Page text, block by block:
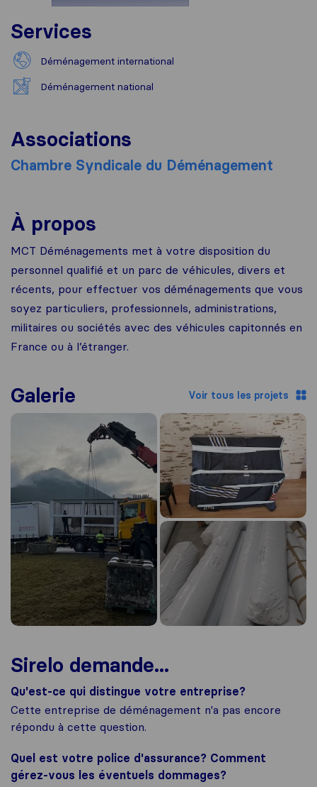
Services
Déménagement international
Déménagement national
Associations
Chambre Syndicale du Déménagement
À propos
MCT Déménagements met à votre disposition du
personnel qualifié et un parc de véhicules, divers et
récents, pour effectuer vos déménagements que vous
soyez particuliers, professionnels, administrations,
militaires ou sociétés avec des véhicules capitonnés en
France ou à l’étranger.
Galerie Voir tous les projets
Sirelo demande...
Qu'est-ce qui distingue votre entreprise?
Cette entreprise de déménagement n'a pas encore
répondu à cette question.
Quel est votre police d'assurance? Comment
gérez-vous les éventuels dommages?